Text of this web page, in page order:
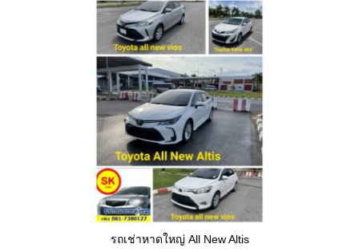
รถเช่าหาดใหญ่ All New Altis